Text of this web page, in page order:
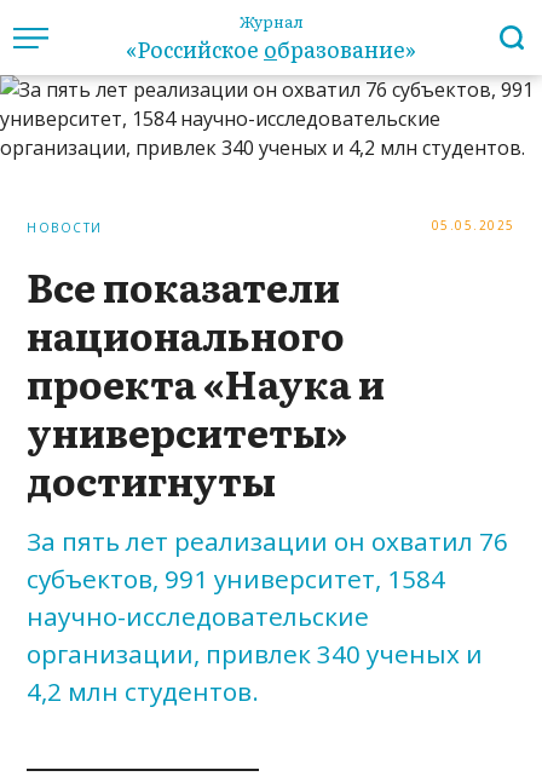
Журнал
«Российское образование»
НОВОСТИ 05.05.2025
Все показатели
национального
проекта «Наука и
университеты»
достигнуты
За пять лет реализации он охватил 76
субъектов, 991 университет, 1584
научно-исследовательские
организации, привлек 340 ученых и
4,2 млн студентов.